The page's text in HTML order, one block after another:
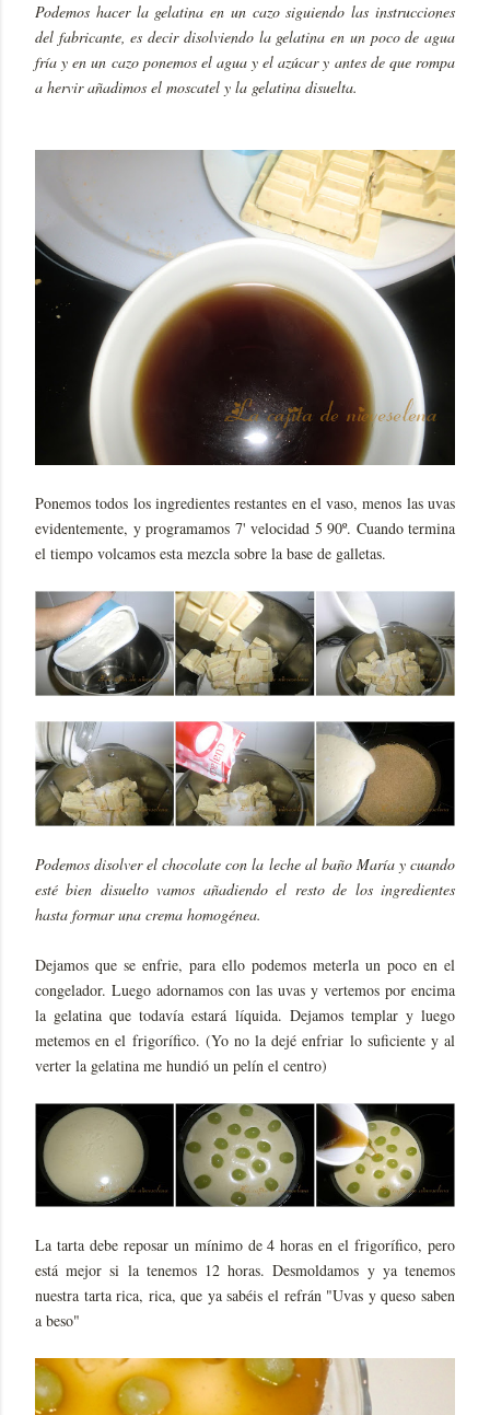
Podemos hacer la gelatina en un cazo siguiendo las instrucciones
del fabricante, es decir disolviendo la gelatina en un poco de agua
fría y en un cazo ponemos el agua y el azúcar y antes de que rompa
a hervir añadimos el moscatel y la gelatina disuelta.
Ponemos todos los ingredientes restantes en el vaso, menos las uvas
evidentemente, y programamos 7' velocidad 5 90º. Cuando termina
el tiempo volcamos esta mezcla sobre la base de galletas.
Podemos disolver el chocolate con la leche al baño María y cuando
esté bien disuelto vamos añadiendo el resto de los ingredientes
hasta formar una crema homogénea.
Dejamos que se enfrie, para ello podemos meterla un poco en el
congelador. Luego adornamos con las uvas y vertemos por encima
la gelatina que todavía estará líquida. Dejamos templar y luego
metemos en el frigorífico. (Yo no la dejé enfriar lo suficiente y al
verter la gelatina me hundió un pelín el centro)
La tarta debe reposar un mínimo de 4 horas en el frigorífico, pero
está mejor si la tenemos 12 horas. Desmoldamos y ya tenemos
nuestra tarta rica, rica, que ya sabéis el refrán "Uvas y queso saben
a beso"